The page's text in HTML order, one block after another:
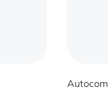
Autocom